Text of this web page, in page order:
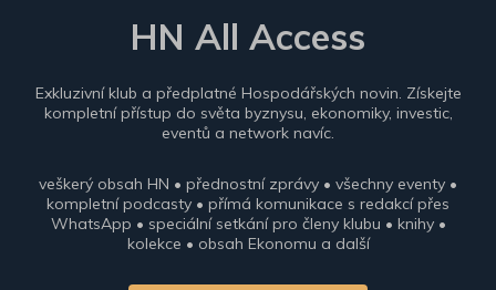
HN All Access
Exkluzivní klub a předplatné Hospodářských novin. Získejte
kompletní přístup do světa byznysu, ekonomiky, investic,
eventů a network navíc.
veškerý obsah HN • přednostní zprávy • všechny eventy •
kompletní podcasty • přímá komunikace s redakcí přes
WhatsApp • speciální setkání pro členy klubu • knihy •
kolekce • obsah Ekonomu a další